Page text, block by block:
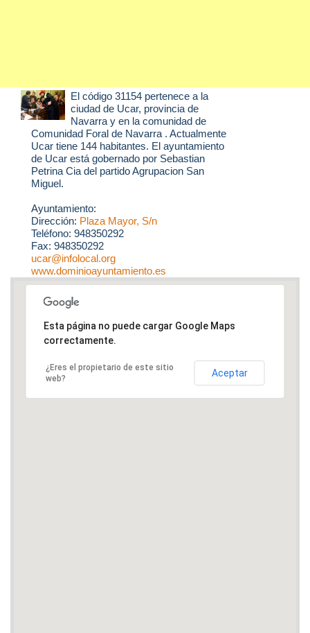
El código 31154 pertenece a la
ciudad de Ucar, provincia de
Navarra y en la comunidad de
Comunidad Foral de Navarra . Actualmente
Ucar tiene 144 habitantes. El ayuntamiento
de Ucar está gobernado por Sebastian
Petrina Cia del partido Agrupacion San
Miguel.
Ayuntamiento:
Dirección: Plaza Mayor, S/n
Teléfono: 948350292
Fax: 948350292
ucar@infolocal.org
www.dominioayuntamiento.es
Esta página no puede cargar Google Maps
correctamente.
¿Eres el propietario de este sitio
web?
Aceptar